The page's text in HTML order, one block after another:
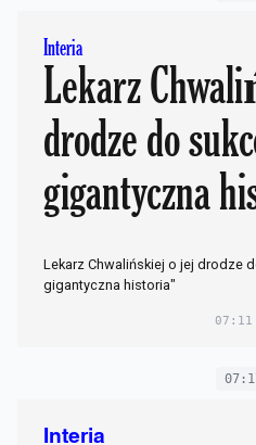
Interia
Lekarz
drodze do
gigantyczna
Lekarz Chwalińskiej o jej drodze
gigantyczna historia"
07:11
Interia